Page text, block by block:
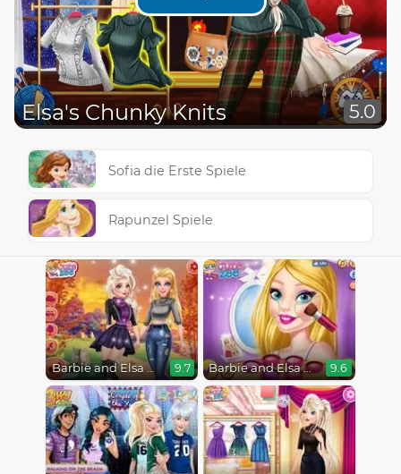
Elsa's Chunky Knits 5.0
Sofia die Erste Spiele
Rapunzel Spiele
Barbie and Elsa Autumn Patterns 9.7 Barbie and Elsa BFFs 9.6